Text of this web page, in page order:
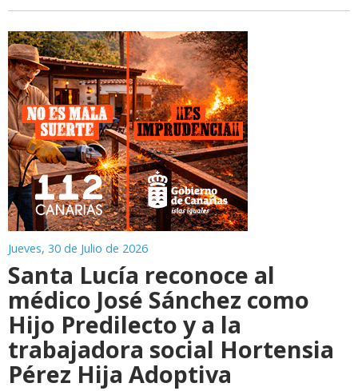
Jueves, 30 de Julio de 2026
Santa Lucía reconoce al
médico José Sánchez como
Hijo Predilecto y a la
trabajadora social Hortensia
Pérez Hija Adoptiva